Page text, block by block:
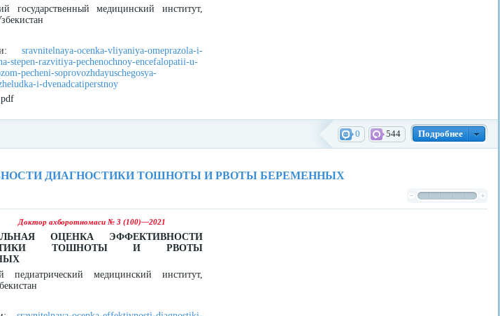
государственный медицинский институт,
sravnitelnaya-ocenka-vliyaniya-omeprazola-i-
stepen-razvitiya-pechenochnoy-encefalopatii-u-
pecheni-soprovozhdayuschegosya-
i-dvenadcatiperstnoy
Подробнее
544
0
ДИАГНОСТИКИ ТОШНОТЫ И РВОТЫ БЕРЕМЕННЫХ
Доктор ахборотномаси № 3 (100)—2021
ОЦЕНКА ЭФФЕКТИВНОСТИ
ТОШНОТЫ И РВОТЫ
педиатрический медицинский институт,